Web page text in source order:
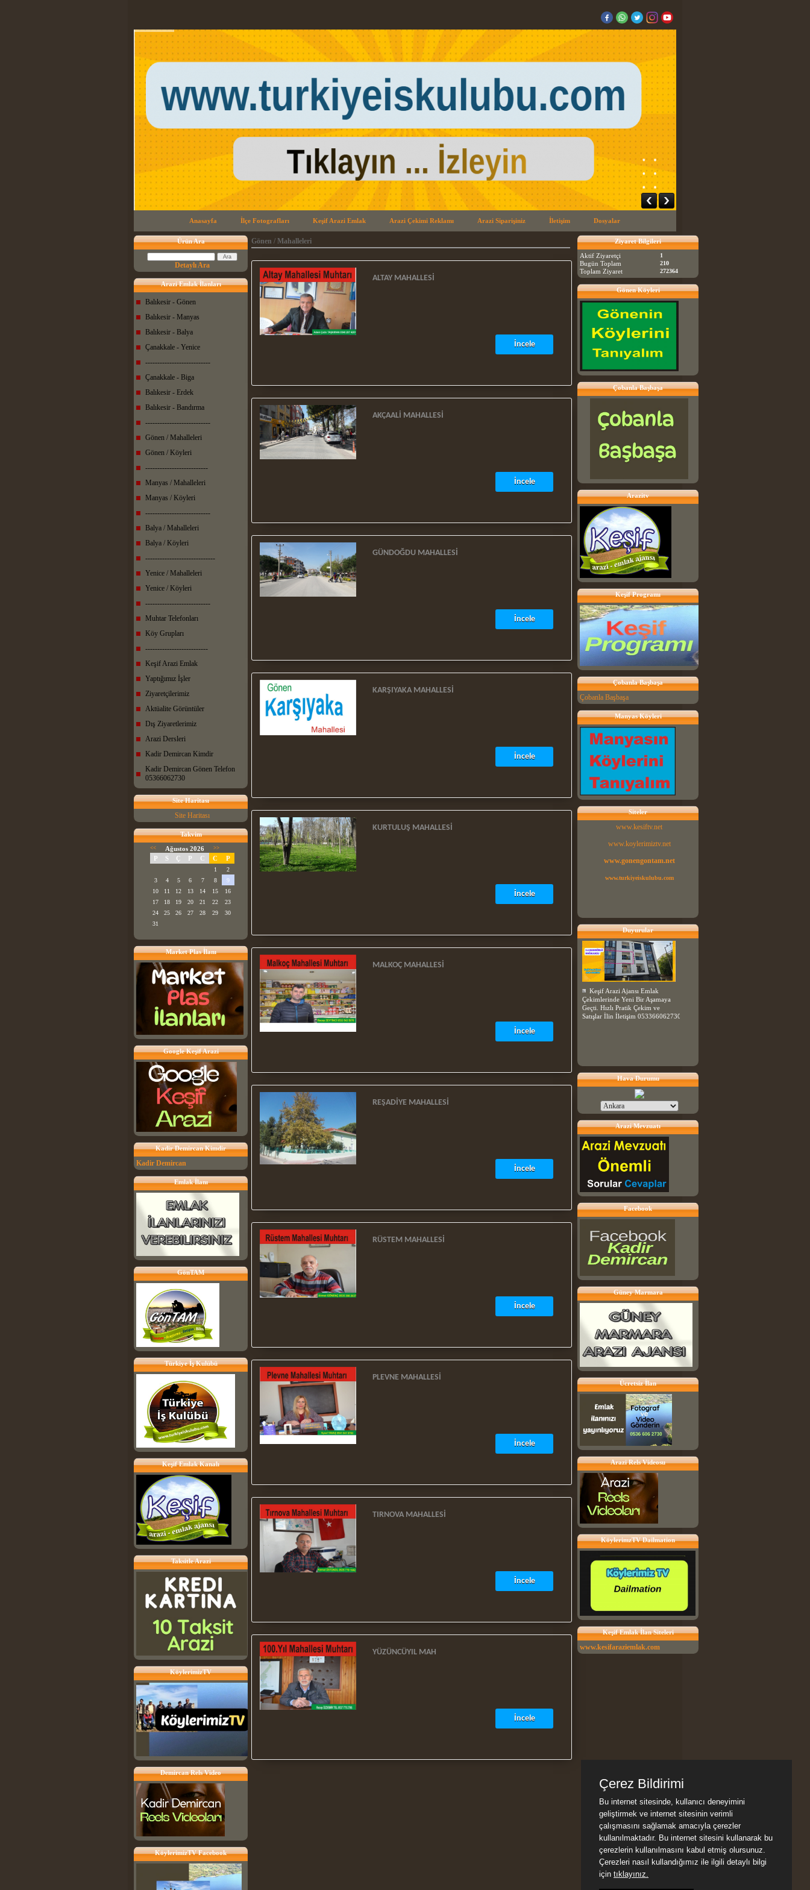
Anasayfa İlçe Fotografları Keşif Arazi Emlak Arazi Çekimi Reklamı Arazi Siparişiniz İletişim Dosyalar
Ürün Ara
Detaylı Ara
Arazi Emlak İlanları
Balıkesir - Gönen
Balıkesir - Manyas
Balıkesir - Balya
Çanakkale - Yenice
---------------------------
Çanakkale - Biga
Balıkesir - Erdek
Balıkesir - Bandırma
---------------------------
Gönen / Mahalleleri
Gönen / Köyleri
--------------------------
Manyas / Mahalleleri
Manyas / Köyleri
---------------------------
Balya / Mahalleleri
Balya / Köyleri
-----------------------------
Yenice / Mahalleleri
Yenice / Köyleri
---------------------------
Muhtar Telefonları
Köy Grupları
--------------------------
Keşif Arazi Emlak
Yaptığımız İşler
Ziyaretçilerimiz
Aktüalite Görüntüler
Dış Ziyaretlerimiz
Arazi Dersleri
Kadir Demircan Kimdir
Kadir Demircan Gönen Telefon
05366062730
Site Haritası
Site Haritası
Takvim
<< Ağustos 2026 >>
P S Ç P C C P
1
2
3
4 5 6 7 8
9
10
11 12 13 14 15
16
17
18 19 20 21 22
23
24
25 26 27 28 29
30
31
Market Plas İlanı
Google Keşif Arazi
Kadir Demircan Kimdir
Kadir Demircan
Emlak İlanı
GönTAM
Türkiye İş Kulübü
Keşif Emlak Kanalı
Taksitle Arazi
KöylerimizTV
Demircan Rels Video
KöylerimizTV Facebook
Gönen / Mahalleleri
ALTAY MAHALLESI
İncele
AKÇAALI MAHALLESI
İncele
GÜNDOĞDU MAHALLESI
İncele
KARŞIYAKA MAHALLESI
İncele
KURTULUŞ MAHALLESI
İncele
MALKOÇ MAHALLESI
İncele
REŞADIYE MAHALLESI
İncele
RÜSTEM MAHALLESI
İncele
PLEVNE MAHALLESI
İncele
TIRNOVA MAHALLESI
İncele
YÜZÜNCÜYIL MAH
İncele
Ziyaret Bilgileri
Aktif Ziyaretçi
1
Bugün Toplam 210
Toplam Ziyaret 272364
Gönen Köyleri
Çobanla Başbaşa
Arazitv
Keşif Programı
Çobanla Başbaşa
Çobanla Başbaşa
Manyas Köyleri
Siteler
www.kesiftv.net
www.koylerimiztv.net
www.gonengontam.net
www.turkiyeiskulubu.com
Duyurular
Keşif Arazi Ajansı Emlak
Çekimlerinde Yeni Bir Aşamaya
Geçti. Hızlı Pratik Çekim ve
Satışlar İlin İletişim 053366062730
Hava Durumu
Arazi Mevzuatı
Facebook
Güney Marmara
Ücretsiz İlan
Arazi Rels Videosu
KöylerimzTV Dailmation
Keşif Emlak İlan Siteleri
www.kesifaraziemlak.com
Çerez Bildirimi
Bu internet sitesinde, kullanıcı deneyimini
geliştirmek ve internet sitesinin verimli
çalışmasını sağlamak amacıyla çerezler
kullanılmaktadır. Bu internet sitesini kullanarak bu
çerezlerin kullanılmasını kabul etmiş olursunuz.
Çerezleri nasıl kullandığımız ile ilgili detaylı bilgi
için tıklayınız.